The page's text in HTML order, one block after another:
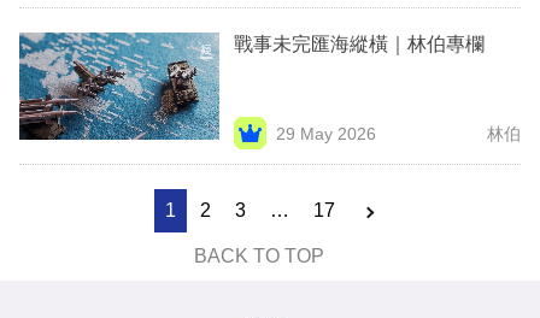
戰事未完匯海縱橫｜林伯專欄
29 May 2026 林伯
1 2 3 … 17
BACK TO TOP